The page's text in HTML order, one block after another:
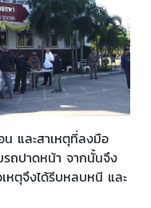
และสาเหตุที่ลงมือ
รถปาดหน้า จากนั้นจึง
ตุจึงได้รีบหลบหนี และ